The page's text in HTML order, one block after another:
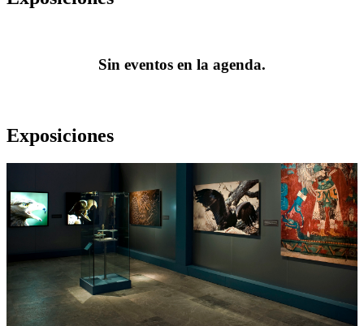
Sin eventos en la agenda.
Exposiciones